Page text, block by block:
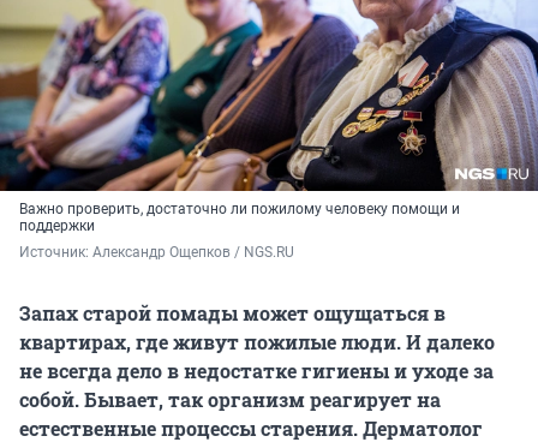
Важно проверить, достаточно ли пожилому человеку помощи и
поддержки
Источник: Александр Ощепков / NGS.RU
Запах старой помады может ощущаться в
квартирах, где живут пожилые люди. И далеко
не всегда дело в недостатке гигиены и уходе за
собой. Бывает, так организм реагирует на
естественные процессы старения. Дерматолог